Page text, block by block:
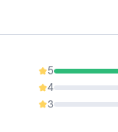
5
50%
4
0%
3
0%